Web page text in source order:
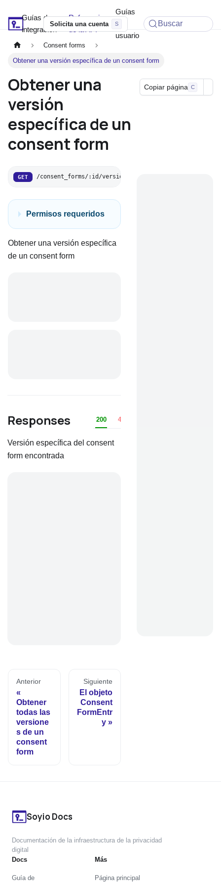
Soyio Docs
Guías de
integración
Referencia
de la API
Guías
de
usuario
Solicita una cuenta Buscar
Consent forms
Obtener una versión específica de un consent form
Obtener una
versión
específica de un
consent form
Copiar página C
GET /consent_forms/:id/versions/:version_id
Permisos requeridos
Obtener una versión específica
de un consent form
Responses 200 401
Versión específica del consent
form encontrada
Anterior
Obtener
todas las
versione
s de un
consent
form
Siguiente
El objeto
Consent
FormEntr
y
Soyio Docs
Documentación de la infraestructura de la privacidad
digital
Docs
Guía de
Más
Página principal